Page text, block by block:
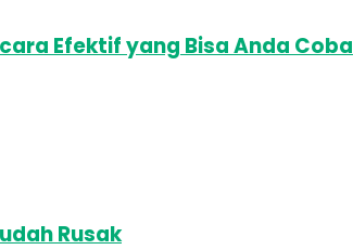
Efektif yang Bisa Anda Coba
Rusak